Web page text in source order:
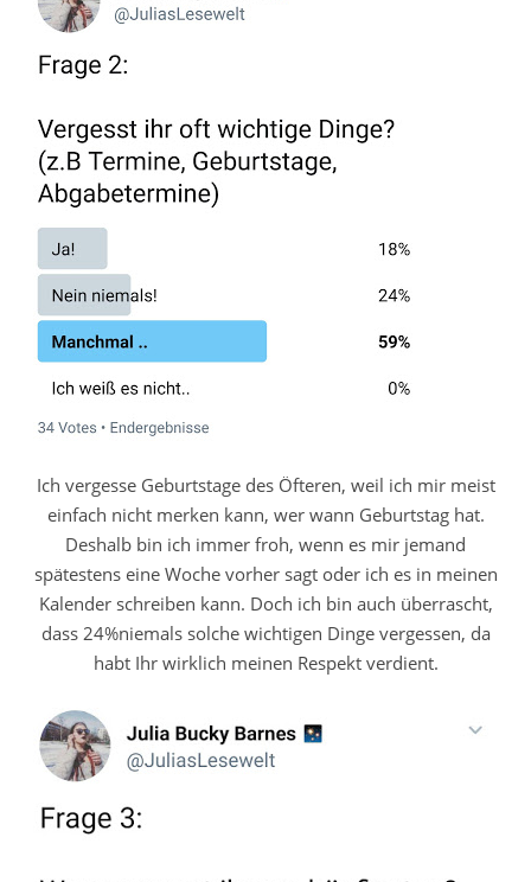
Ich vergesse Geburtstage des Öfteren, weil ich mir meist
einfach nicht merken kann, wer wann Geburtstag hat.
Deshalb bin ich immer froh, wenn es mir jemand
spätestens eine Woche vorher sagt oder ich es in meinen
Kalender schreiben kann. Doch ich bin auch überrascht,
dass 24%niemals solche wichtigen Dinge vergessen, da
habt Ihr wirklich meinen Respekt verdient.